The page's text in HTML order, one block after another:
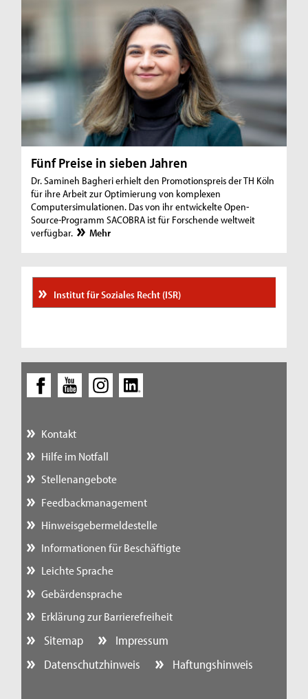
Fünf Preise in sieben Jahren
Dr. Samineh Bagheri erhielt den Promotionspreis der TH Köln
für ihre Arbeit zur Optimierung von komplexen
Computersimulationen. Das von ihr entwickelte Open-
Source-Programm SACOBRA ist für Forschende weltweit
verfügbar.
Mehr
Institut für Soziales Recht (ISR)
Kontakt
Hilfe im Notfall
Stellenangebote
Feedbackmanagement
Hinweisgebermeldestelle
Informationen für Beschäftigte
Leichte Sprache
Gebärdensprache
Erklärung zur Barrierefreiheit
Sitemap
Impressum
Datenschutzhinweis
Haftungshinweis